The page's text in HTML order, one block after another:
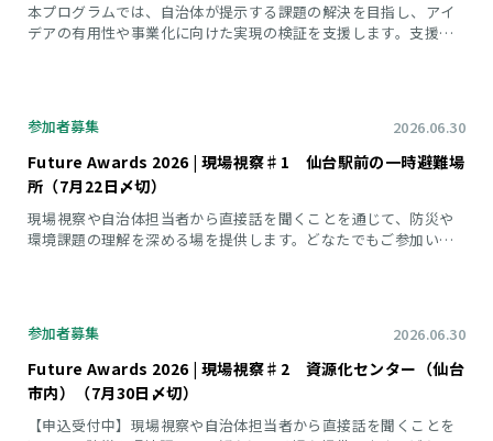
本プログラムでは、自治体が提示する課題の解決を目指し、アイ
デアの有用性や事業化に向けた実現の検証を支援します。支援対
2026.06.30
参加者募集
Future Awards 2026 | 現場視察♯1 仙台駅前の一時避難場
所（7月22日〆切）
現場視察や自治体担当者から直接話を聞くことを通じて、防災や
環境課題の理解を深める場を提供します。どなたでもご参加いた
2026.06.30
参加者募集
Future Awards 2026 | 現場視察♯2 資源化センター（仙台
市内）（7月30日〆切）
【申込受付中】現場視察や自治体担当者から直接話を聞くことを